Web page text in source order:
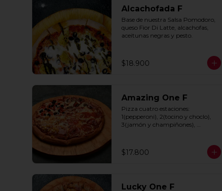
Alcachofada F
Base de nuestra Salsa Pomodoro,
queso Fior Di Latte, alcachofas,
aceitunas negras y pesto.
$18.900
Amazing One F
Pizza cuatro estaciones:
1(pepperoni), 2(tocino y choclo),
3(jamón y champiñones),
tomate natural, ajo, oregano y
especias.
$17.800
Lucky One F